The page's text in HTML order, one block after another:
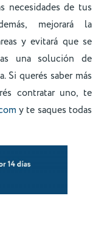
necesidades de tus
mejorará la
y evitará que se
una solución de
Si querés saber más
contratar uno, te
y te saques todas